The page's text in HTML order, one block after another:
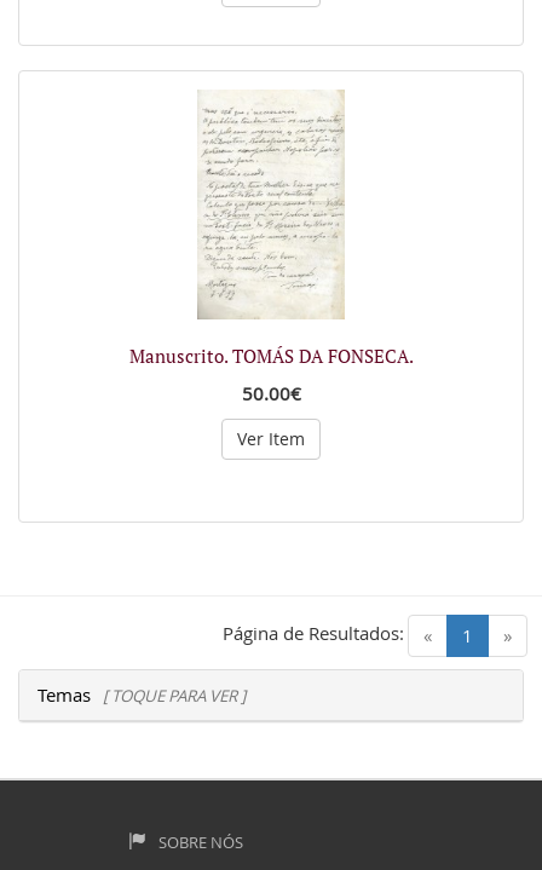
Manuscrito. TOMÁS DA FONSECA.
50.00€
Ver Item
« 1 (current)
»
Página de Resultados:
Temas [ TOQUE PARA VER ]
SOBRE NÓS